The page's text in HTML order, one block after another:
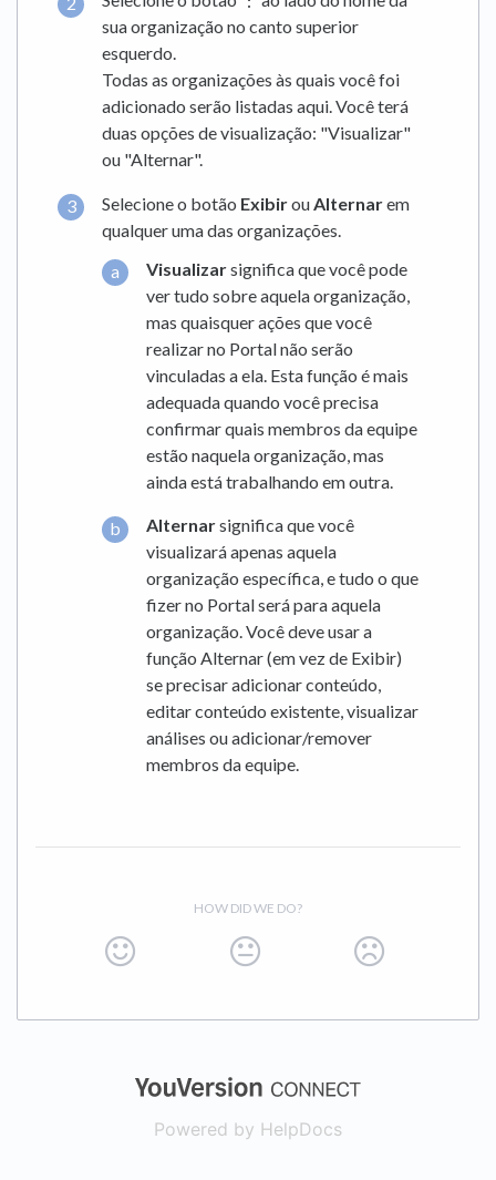
sua organização no canto superior
esquerdo.
Todas as organizações às quais você foi
adicionado serão listadas aqui. Você terá
duas opções de visualização: "Visualizar"
ou "Alternar".
Selecione o botão ExibirouAlternarem
qualquer uma das organizações.
Visualizarsignifica que você pode
ver tudo sobre aquela organização,
mas quaisquer ações que você
realizar no Portal não serão
vinculadas a ela. Esta função é mais
adequada quando você precisa
confirmar quais membros da equipe
estão naquela organização, mas
ainda está trabalhando em outra.
Alternarsignifica que você
visualizará apenas aquela
organização específica, e tudo o que
fizer no Portal será para aquela
organização. Você deve usar a
função Alternar (em vez de Exibir)
se precisar adicionar conteúdo,
editar conteúdo existente, visualizar
análises ou adicionar/remover
membros da equipe.
HOW DID WE DO?
(opens in a
Powered by HelpDocs